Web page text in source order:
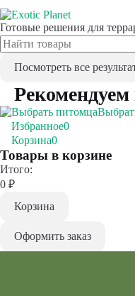
Готовые решения для
Посмотреть все
Рекомендуем
Избранное0
Корзина0
Товары в корзине
Итого:
0 ₽
Корзина
Оформить заказ